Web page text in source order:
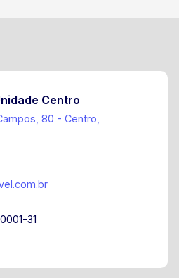
Centro
80 - Centro,
31